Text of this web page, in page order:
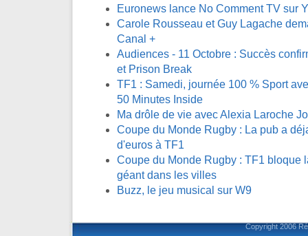
Euronews lance No Comment TV sur
Carole Rousseau et Guy Lagache
Canal +
Audiences - 11 Octobre : Succès
et Prison Break
TF1 : Samedi, journée 100 % Sport
50 Minutes Inside
Ma drôle de vie avec Alexia Laroche
Coupe du Monde Rugby : La pub a
d'euros à TF1
Coupe du Monde Rugby : TF1 bloque
géant dans les villes
Buzz, le jeu musical sur W9
Copyright 2006